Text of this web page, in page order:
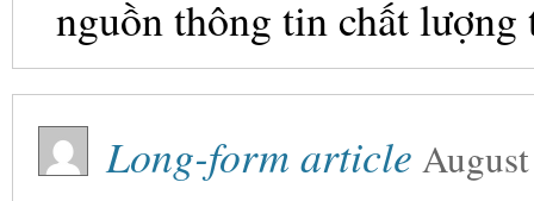
nguồn thông tin chất
Long-form article